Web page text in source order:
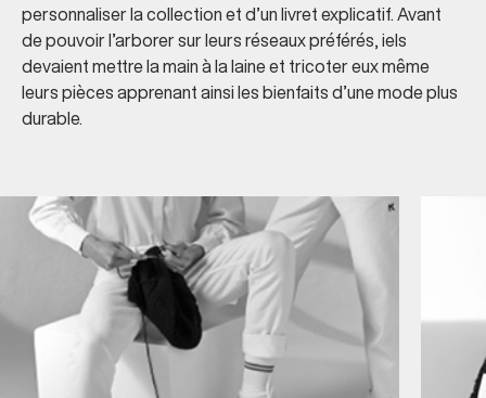
personnaliser la collection et d’un livret explicatif. Avant
de pouvoir l’arborer sur leurs réseaux préférés, iels
devaient mettre la main à la laine et tricoter eux même
leurs pièces apprenant ainsi les bienfaits d’une mode plus
durable.